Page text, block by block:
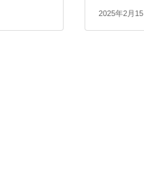
2025年2月15